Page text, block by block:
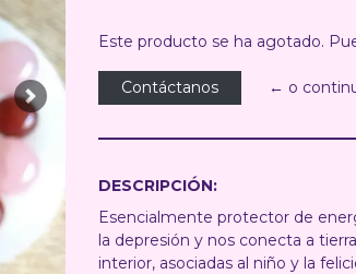
Next
Este producto se ha agotado.
Contáctanos ← o
DESCRIPCIÓN:
Esencialmente protector de
la depresión y nos conecta a
interior, asociadas al niño y la